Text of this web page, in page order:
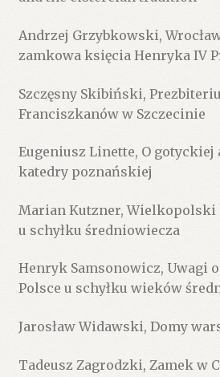
Andrzej Grzybkowski,
zamkowa księcia Henryka IV
Szczęsny Skibiński,
Franciszkanów w Szczecinie
Eugeniusz Linette, O
katedry poznańskiej
Marian Kutzner, Wielkopolski
u schyłku średniowiecza
Henryk Samsonowicz, Uwagi
Polsce u schyłku wieków
Jarosław Widawski, Domy
Tadeusz Zagrodzki, Zamek w